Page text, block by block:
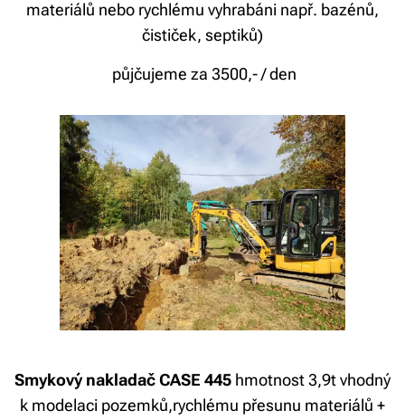
materiálů nebo rychlému vyhrabáni např. bazénů,
čističek, septiků)
půjčujeme za 3500,- / den
Smykový nakladač CASE 445 hmotnost 3,9t vhodný
k modelaci pozemků,rychlému přesunu materiálů +